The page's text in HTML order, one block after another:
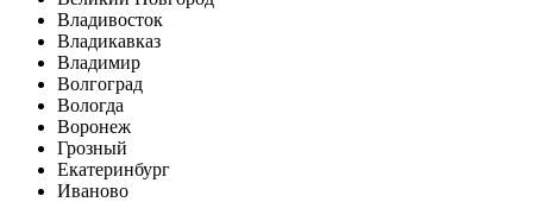
Владивосток
Владикавказ
Владимир
Волгоград
Вологда
Воронеж
Грозный
Екатеринбург
Иваново